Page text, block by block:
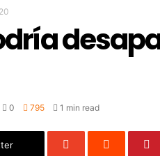
Aguirre por presunto encubrim...
a Gianni Infantino pese a crític...
0 795 1 min read